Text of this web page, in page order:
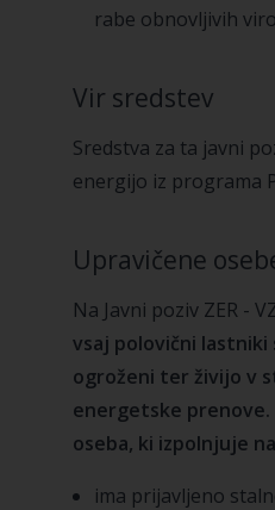
rabe obnovljivih
Vir sredstev
Sredstva za ta javni
energijo iz programa
Upravičene
Na Javni poziv ZER -
vsaj polovični
ogroženi ter živijo v
energetske prenove.
oseba, ki izpolnjuje
ima prijavljeno